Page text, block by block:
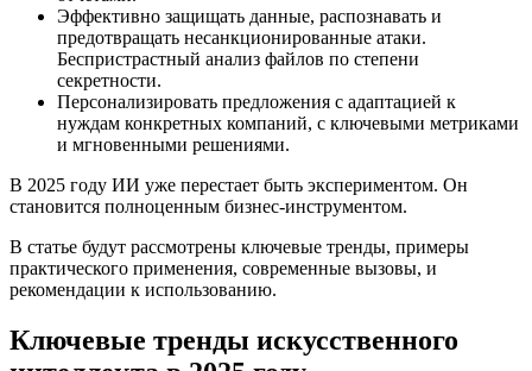
Эффективно защищать данные, распознавать и
предотвращать несанкционированные атаки.
Беспристрастный анализ файлов по степени
секретности.
Персонализировать предложения с адаптацией к
нуждам конкретных компаний, с ключевыми метриками
и мгновенными решениями.
В 2025 году ИИ уже перестает быть экспериментом. Он
становится полноценным бизнес-инструментом.
В статье будут рассмотрены ключевые тренды, примеры
практического применения, современные вызовы, и
рекомендации к использованию.
Ключевые тренды искусственного